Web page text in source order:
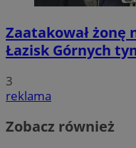
Zaatakował żonę
Łazisk Górnych
3
reklama
Zobacz również